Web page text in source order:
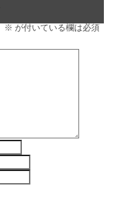
※ が付いている欄は必須